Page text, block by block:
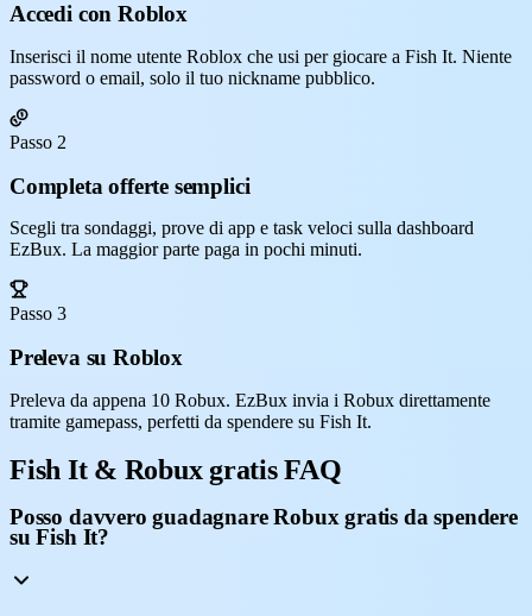
Accedi con Roblox
Inserisci il nome utente Roblox che usi per giocare a Fish It. Niente
password o email, solo il tuo nickname pubblico.
Passo 2
Completa offerte semplici
Scegli tra sondaggi, prove di app e task veloci sulla dashboard
EzBux. La maggior parte paga in pochi minuti.
Passo 3
Preleva su Roblox
Preleva da appena 10 Robux. EzBux invia i Robux direttamente
tramite gamepass, perfetti da spendere su Fish It.
Fish It & Robux gratis FAQ
Posso davvero guadagnare Robux gratis da spendere
su Fish It?